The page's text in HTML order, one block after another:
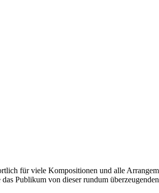
für viele Kompositionen und alle
Publikum von dieser rundum